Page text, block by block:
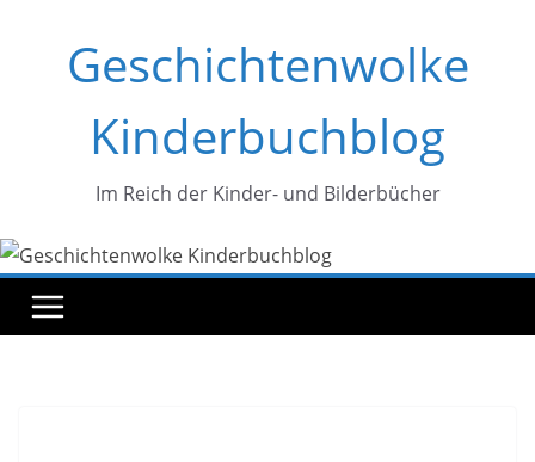
springenGeschichtenwolke
Kinderbuchblog
Im Reich der Kinder- und Bilderbücher